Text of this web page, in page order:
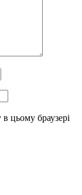
цьому браузері